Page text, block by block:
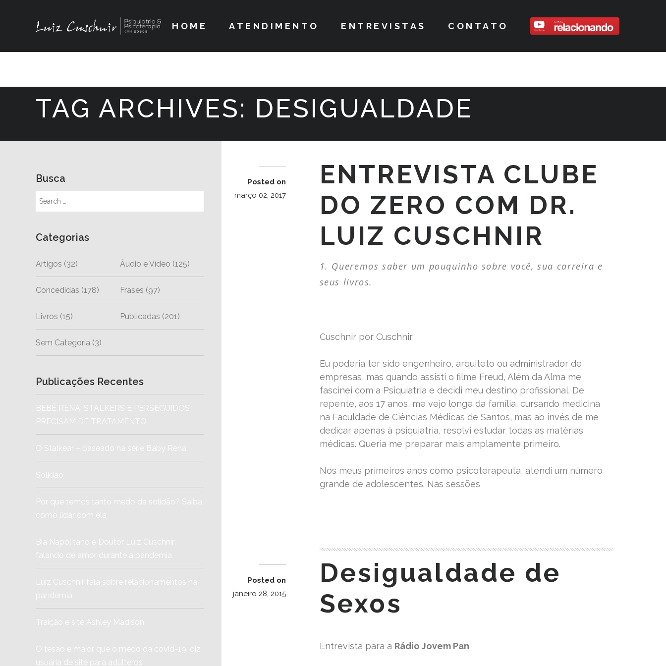
HOME ATENDIMENTO ENTREVISTAS CONTATO
TAG ARCHIVES: DESIGUALDADE
Busca
Categorias
Artigos (32) Áudio e Vídeo (125)
Concedidas (178) Frases (97)
Livros (15) Publicadas (201)
Sem Categoria (3)
Publicações Recentes
BEBÊ RENA: STALKERS E PERSEGUIDOS
PRECISAM DE TRATAMENTO
O Stalkear – baseado na série Baby Rena
Solidão
Por que temos tanto medo da solidão? Saiba
como lidar com ela
Bia Napolitano e Doutor Luiz Cuschnir:
falando de amor durante a pandemia
Luiz Cuschnir fala sobre relacionamentos na
pandemia
Traição e site Ashley Madison
O tesão é maior que o medo da covid-19, diz
usuária de site para adúlteros
ENTREVISTA CLUBE
DO ZERO COM DR.
LUIZ CUSCHNIR
Posted on
março 02, 2017
Queremos saber um pouquinho sobre você, sua carreira e
seus livros.
Cuschnir por Cuschnir
Eu poderia ter sido engenheiro, arquiteto ou administrador de
empresas, mas quando assisti o filme Freud, Além da Alma me
fascinei com a Psiquiatria e decidi meu destino profissional. De
repente, aos 17 anos, me vejo longe da família, cursando medicina
na Faculdade de Ciências Médicas de Santos, mas ao invés de me
dedicar apenas à psiquiatria, resolvi estudar todas as matérias
médicas. Queria me preparar mais amplamente primeiro.
Nos meus primeiros anos como psicoterapeuta, atendi um número
grande de adolescentes. Nas sessões
Desigualdade de
Sexos
Posted on
janeiro 28, 2015
Entrevista para a Rádio Jovem Pan